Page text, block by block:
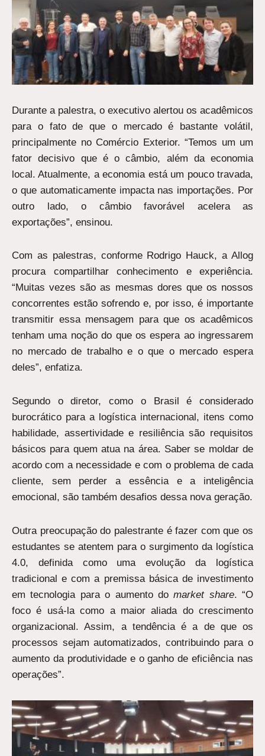
Durante a palestra, o executivo alertou os acadêmicos
para o fato de que o mercado é bastante volátil,
principalmente no Comércio Exterior. “Temos um um
fator decisivo que é o câmbio, além da economia
local. Atualmente, a economia está um pouco travada,
o que automaticamente impacta nas importações. Por
outro lado, o câmbio favorável acelera as
exportações”, ensinou.
Com as palestras, conforme Rodrigo Hauck, a Allog
procura compartilhar conhecimento e experiência.
“Muitas vezes são as mesmas dores que os nossos
concorrentes estão sofrendo e, por isso, é importante
transmitir essa mensagem para que os acadêmicos
tenham uma noção do que os espera ao ingressarem
no mercado de trabalho e o que o mercado espera
deles”, enfatiza.
Segundo o diretor, como o Brasil é considerado
burocrático para a logística internacional, itens como
habilidade, assertividade e resiliência são requisitos
básicos para quem atua na área. Saber se moldar de
acordo com a necessidade e com o problema de cada
cliente, sem perder a essência e a inteligência
emocional, são também desafios dessa nova geração.
Outra preocupação do palestrante é fazer com que os
estudantes se atentem para o surgimento da logística
4.0, definida como uma evolução da logística
tradicional e com a premissa básica de investimento
em tecnologia para o aumento domarket share. “O
foco é usá-la como a maior aliada do crescimento
organizacional. Assim, a tendência é a de que os
processos sejam automatizados, contribuindo para o
aumento da produtividade e o ganho de eficiência nas
operações”.